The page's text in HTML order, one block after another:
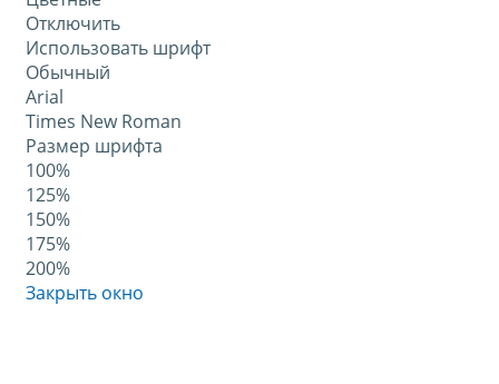
Отключить
Использовать шрифт
Обычный
Arial
Times New Roman
Размер шрифта
100%
125%
150%
175%
200%
Закрыть окно